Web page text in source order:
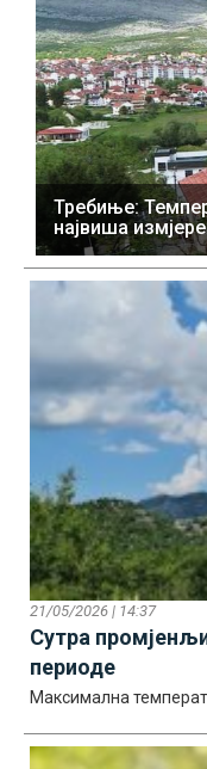
Требиње:
највиша
21/05/2026 | 14:37
Сутра
периоде
Максимална